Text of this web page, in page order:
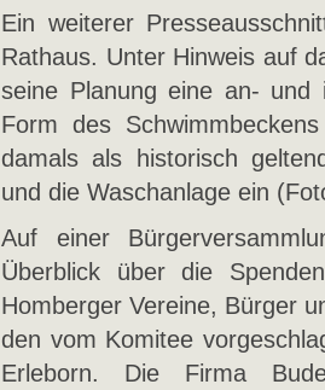
Ein weiterer
Rathaus. Unter Hinweis auf
seine Planung eine an- und
Form des
damals als historisch
und die Waschanlage ein
Auf einer
Überblick über die
Homberger Vereine, Bürger
den vom Komitee
Erleborn. Die Firma